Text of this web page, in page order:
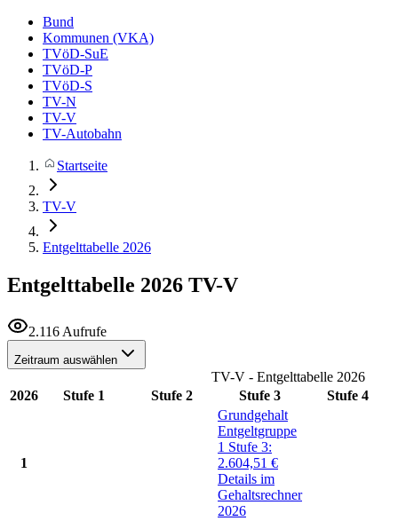
Bund
Kommunen (VKA)
TVöD-SuE
TVöD-P
TVöD-S
TV-N
TV-V
TV-Autobahn
Startseite
TV-V
Entgelttabelle 2026
Entgelttabelle 2026 TV-V
2.116 Aufrufe
Zeitraum auswählen
TV-V - Entgelttabelle 2026
2026
Stufe 1 Stufe 2 Stufe 3 Stufe 4
1
Grundgehalt
Entgeltgruppe
1 Stufe 3:
2.604,51 €
Details im
Gehaltsrechner
2026